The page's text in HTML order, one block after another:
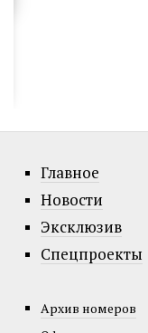
Главное
Новости
Эксклюзив
Спецпроекты
Архив номеров